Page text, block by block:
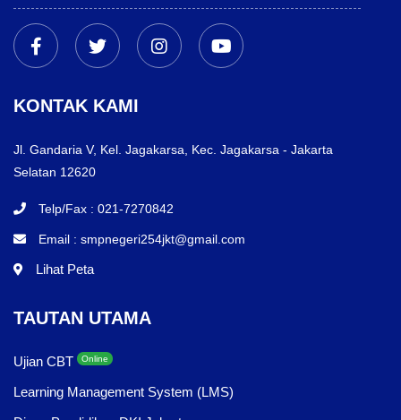
KONTAK KAMI
Jl. Gandaria V, Kel. Jagakarsa, Kec. Jagakarsa - Jakarta
Selatan 12620
Telp/Fax : 021-7270842
Email : smpnegeri254jkt@gmail.com
Lihat Peta
TAUTAN UTAMA
Ujian CBT Online
Learning Management System (LMS)